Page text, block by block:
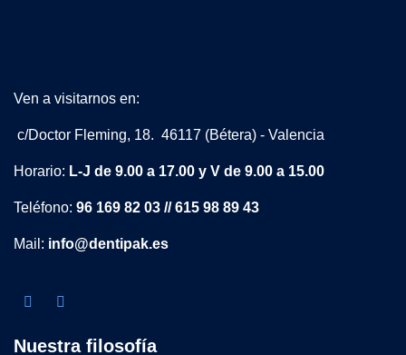
Ven a visitarnos en:
c/Doctor Fleming, 18. 46117 (Bétera) - Valencia
Horario: L-J de 9.00 a 17.00 y V de 9.00 a 15.00
Teléfono: 96 169 82 03 // 615 98 89 43
Mail: info@dentipak.es
Nuestra filosofía